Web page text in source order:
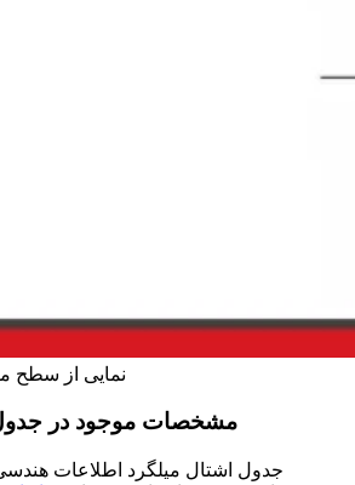
نمایی از سطح
مشخصات موجود در
جدول اشتال میلگرد اطلاعات